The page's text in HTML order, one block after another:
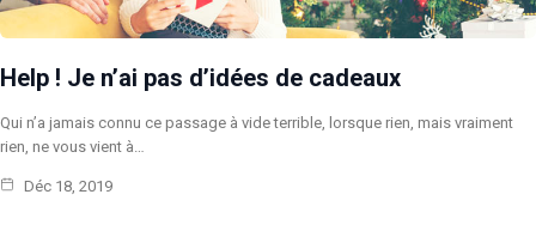
Help ! Je n’ai pas d’idées de cadeaux
Qui n’a jamais connu ce passage à vide terrible, lorsque rien, mais vraiment
rien, ne vous vient à…
Déc 18, 2019